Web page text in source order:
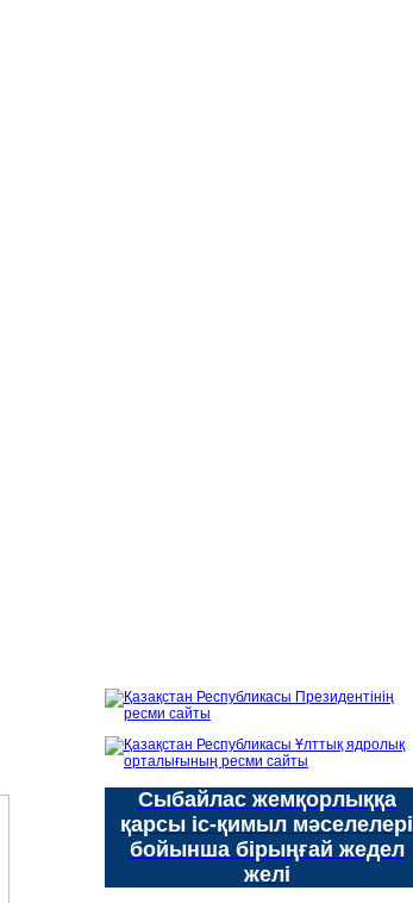
Сыбайлас жемқорлыққа
қарсы іс-қимыл мәселелері
бойынша бірыңғай жедел
желі